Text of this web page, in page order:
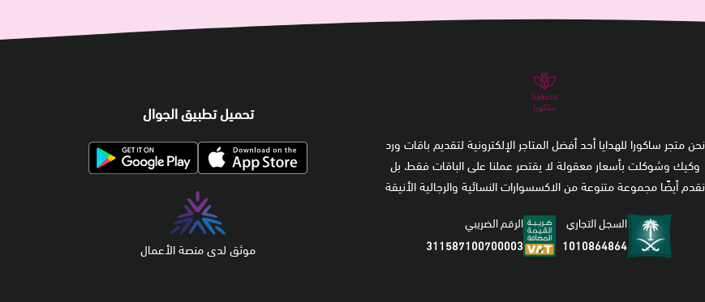
نحن متجر ساكورا للهدايا أحد أفضل المتاجر الإلكترونية لتقديم باقات ورد
وكيك وشوكلت بأسعار معقولة لا يقتصر عملنا على الباقات فقط، بل
نقدم أيضًا مجموعة متنوعة من الاكسسوارات النسائية والرجالية الأنيقة
السجل التجاري
1010864864
الرقم الضريبي
311587100700003
تحميل تطبيق الجوال
موثق لدى منصة الأعمال